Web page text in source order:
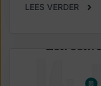
LEES VERDER